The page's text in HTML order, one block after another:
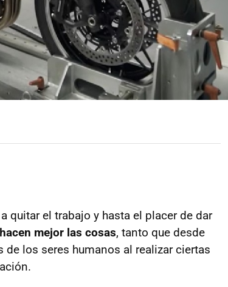
quitar el trabajo y hasta el placer de dar
mejor las cosas, tanto que desde
los seres humanos al realizar ciertas